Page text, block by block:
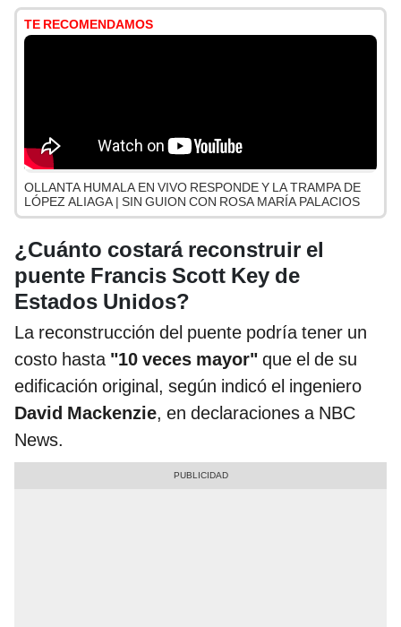
TE RECOMENDAMOS
OLLANTA HUMALA EN VIVO RESPONDE Y LA TRAMPA DE
LÓPEZ ALIAGA | SIN GUION CON ROSA MARÍA PALACIOS
¿Cuánto costará reconstruir el
puente Francis Scott Key de
Estados Unidos?
La reconstrucción del puente podría tener un
costo hasta "10 veces mayor" que el de su
edificación original, según indicó el ingeniero
David Mackenzie, en declaraciones a NBC
News.